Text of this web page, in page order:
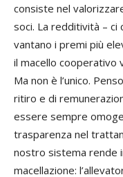
consiste nel
soci. La redditività – ci
vantano i premi più
il macello cooperativo
Ma non è l’unico.
ritiro e di
essere sempre
trasparenza nel
nostro sistema rende
macellazione: